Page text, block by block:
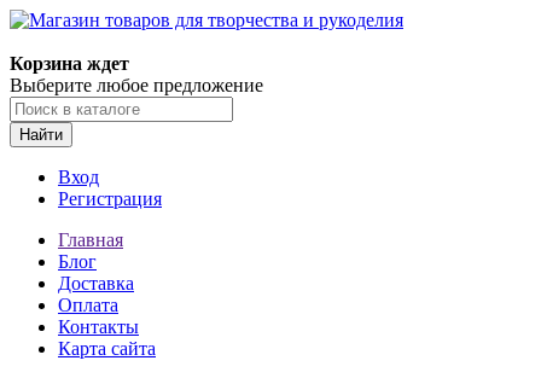
Корзина ждет
Выберите любое предложение
Найти
Вход
Регистрация
Главная
Блог
Доставка
Оплата
Контакты
Карта сайта